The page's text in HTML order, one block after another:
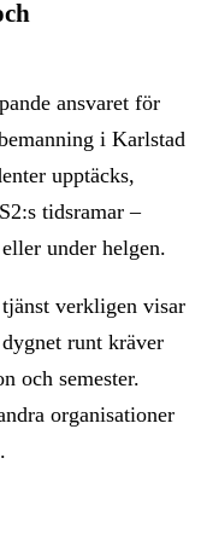
ansvaret för
i Karlstad
upptäcks,
tidsramar –
under helgen.
verkligen visar
runt kräver
och semester.
organisationer